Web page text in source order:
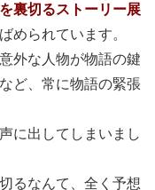
裏切るストーリー展
められています。
外な人物が物語の鍵
ど、常に物語の緊張
に出してしまいまし
るなんて、全く予想